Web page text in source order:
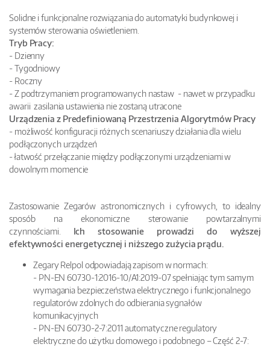
Solidne i funkcjonalne rozwiązania do automatyki budynkowej i
systemów sterowania oświetleniem.
Tryb Pracy:
- Dzienny
- Tygodniowy
- Roczny
- Z podtrzymaniem programowanych nastaw - nawet w przypadku
awarii zasilania ustawienia nie zostaną utracone
Urządzenia z Predefiniowaną Przestrzenia Algorytmów Pracy
- możliwość konfiguracji różnych scenariuszy działania dla wielu
podłączonych urządzeń
- łatwość przełączanie między podłączonymi urządzeniami w
dowolnym momencie
Zastosowanie Zegarów astronomicznych i cyfrowych, to idealny
sposób na ekonomiczne sterowanie powtarzalnymi
czynnościami. Ich stosowanie prowadzi do wyższej
efektywności energetycznej i niższego zużycia prądu.
Zegary Relpol odpowiadają zapisom w normach:
- PN-EN 60730-1:2016-10/A1:2019-07 spełniając tym samym
wymagania bezpieczeństwa elektrycznego i funkcjonalnego
regulatorów zdolnych do odbierania sygnałów
komunikacyjnych
- PN-EN 60730-2-7:2011 automatyczne regulatory
elektryczne do użytku domowego i podobnego – Część 2-7: